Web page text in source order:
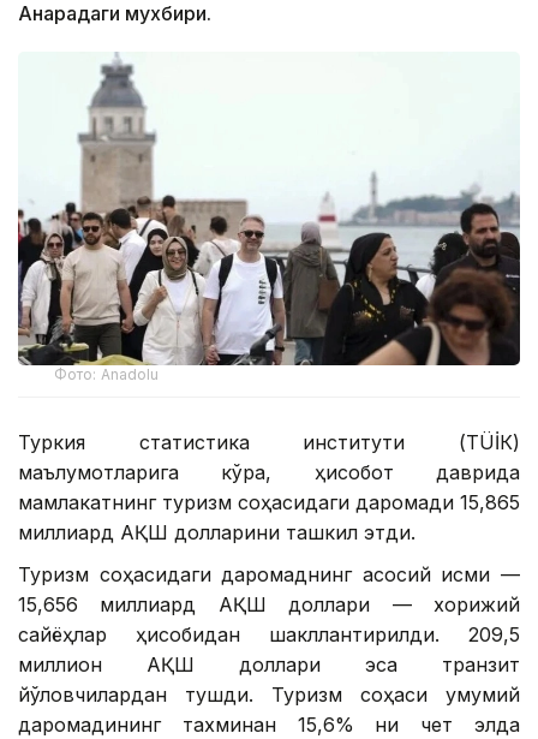
Анқарадаги мухбири.
Фото: Anadolu
Туркия статистика институти (ТÜİК)
маълумотларига кўра, ҳисобот даврида
мамлакатнинг туризм соҳасидаги даромади 15,865
миллиард АҚШ долларини ташкил этди.
Туризм соҳасидаги даромаднинг асосий қисми —
15,656 миллиард АҚШ доллари — хорижий
сайёҳлар ҳисобидан шакллантирилди. 209,5
миллион АҚШ доллари эса транзит
йўловчилардан тушди. Туризм соҳаси умумий
даромадининг тахминан 15,6% ни чет элда